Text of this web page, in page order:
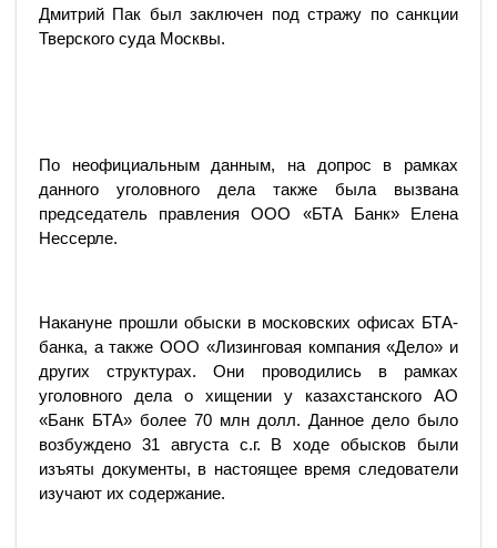
Дмитрий Пак был заключен под стражу по санкции
Тверского суда Москвы.
По неофициальным данным, на допрос в рамках
данного уголовного дела также была вызвана
председатель правления ООО «БТА Банк» Елена
Нессерле.
Накануне прошли обыски в московских офисах БТА-
банка, а также ООО «Лизинговая компания «Дело» и
других структурах. Они проводились в рамках
уголовного дела о хищении у казахстанского АО
«Банк БТА» более 70 млн долл. Данное дело было
возбуждено 31 августа с.г. В ходе обысков были
изъяты документы, в настоящее время следователи
изучают их содержание.